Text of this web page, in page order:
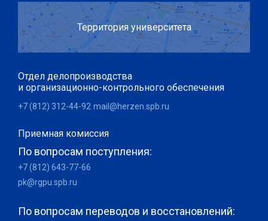
Территория университета
Отдел делопроизводства
и организационно-контрольного обеспечения
+7 (812) 312-44-92 mail@herzen.spb.ru
Приемная комиссия
По вопросам поступления:
+7 (812) 643-77-66
pk@rgpu.spb.ru
По вопросам переводов и восстановлений: